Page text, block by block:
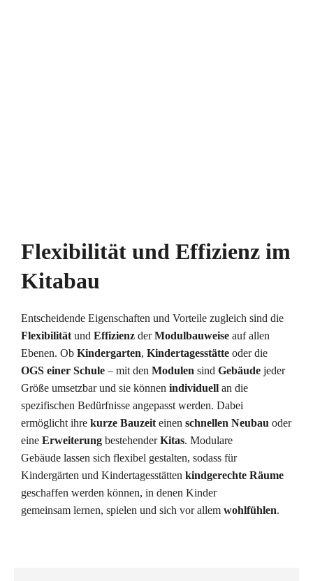
Flexibilität und Effizienz im
Kitabau
Entscheidende Eigenschaften und Vorteile zugleich sind die
Flexibilität und Effizienz derModulbauweise auf allen
Ebenen. Ob Kindergarten, Kindertagesstätte oder die
OGS einer Schule – mit den Modulen sind Gebäude jeder
Größe umsetzbar und sie können individuell an die
spezifischen Bedürfnisse angepasst werden. Dabei
ermöglicht ihre kurze Bauzeit einen schnellen Neubau oder
eine Erweiterung bestehenderKitas. Modulare
Gebäude lassen sich flexibel gestalten, sodass für
Kindergärten und Kindertagesstätten kindgerechte Räume
geschaffen werden können, in denen Kinder
gemeinsam lernen, spielen und sich vor allem wohlfühlen.